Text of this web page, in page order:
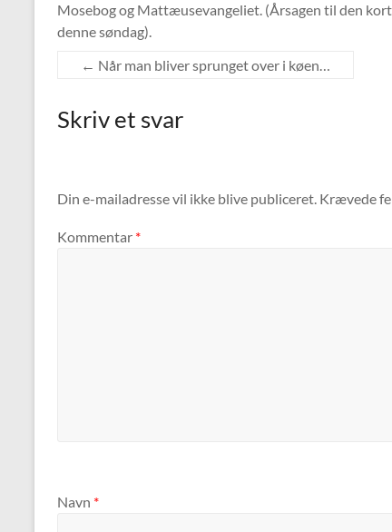
RSS FEED
LINK
Mosebog og Mattæusevangeliet. (Årsagen til den
denne søndag).
← Når man bliver sprunget over i køen…
Skriv et svar
Din e-mailadresse vil ikke blive publiceret. Krævede
Kommentar *
Navn *